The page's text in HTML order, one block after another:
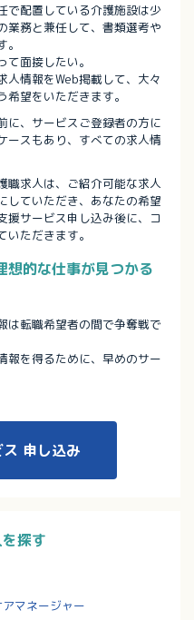
で配置している介護施設は少
業務と兼任して、書類選考や
面接したい。
人情報をWeb掲載して、大々
望をいただきます。
に、サービスご登録者の方に
ースもあり、すべての求人情
職求人は、ご紹介可能な求人
していただき、あなたの希望
援サービス申し込み後に、コ
ただきます。
想的な仕事が見つかる
は転職希望者の間で争奪戦で
報を得るために、早めのサー
申し込み
探す
アマネージャー